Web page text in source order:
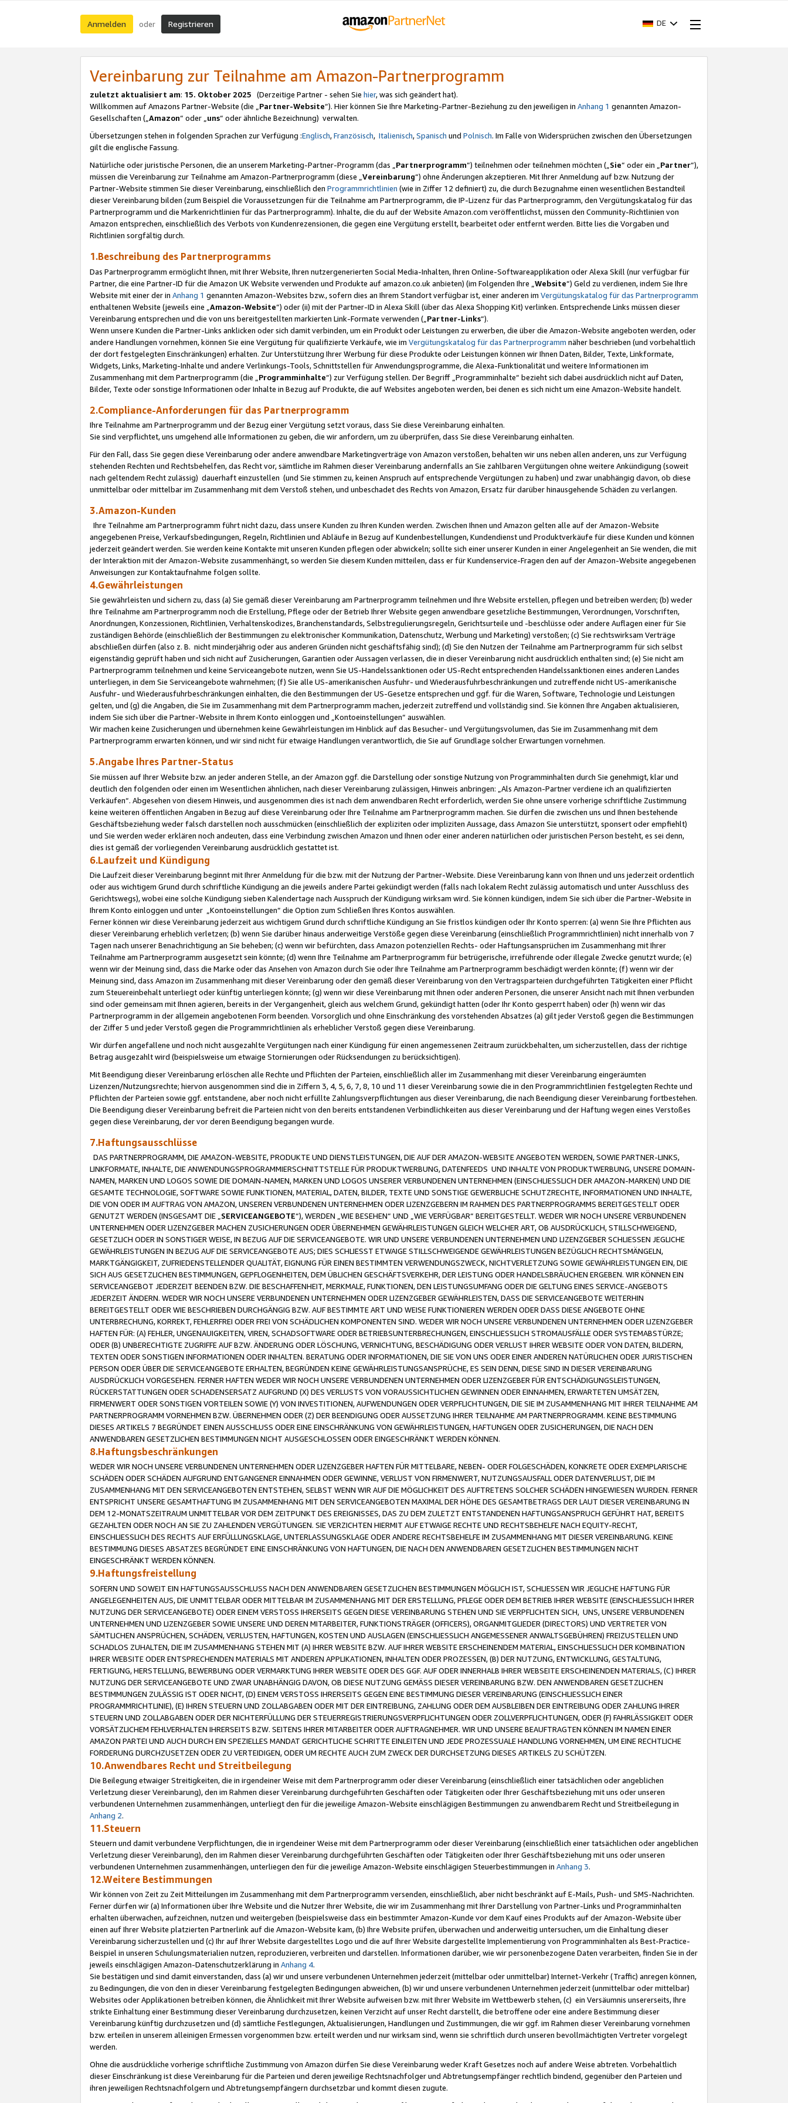
Anmelden oder Registrieren DE
Vereinbarung zur Teilnahme am Amazon-Partnerprogramm
zuletzt aktualisiert am: 15. Oktober 2025 (Derzeitige Partner - sehen Sie hier, was sich geändert hat).
Willkommen auf Amazons Partner-Website (die „Partner-Website“). Hier können Sie Ihre Marketing-Partner-Beziehung zu den jeweiligen in Anhang 1 genannten Amazon-
Gesellschaften („Amazon“ oder „uns“ oder ähnliche Bezeichnung) verwalten.
Übersetzungen stehen in folgenden Sprachen zur Verfügung :Englisch,Französisch, Italienisch,Spanisch und Polnisch. Im Falle von Widersprüchen zwischen den Übersetzungen
gilt die englische Fassung.
Natürliche oder juristische Personen, die an unserem Marketing-Partner-Programm (das „Partnerprogramm“) teilnehmen oder teilnehmen möchten („Sie“ oder ein „Partner“),
müssen die Vereinbarung zur Teilnahme am Amazon-Partnerprogramm (diese „Vereinbarung“) ohne Änderungen akzeptieren. Mit Ihrer Anmeldung auf bzw. Nutzung der
Partner-Website stimmen Sie dieser Vereinbarung, einschließlich den Programmrichtlinien (wie in Ziffer 12 definiert) zu, die durch Bezugnahme einen wesentlichen Bestandteil
dieser Vereinbarung bilden (zum Beispiel die Voraussetzungen für die Teilnahme am Partnerprogramm, die IP-Lizenz für das Partnerprogramm, den Vergütungskatalog für das
Partnerprogramm und die Markenrichtlinien für das Partnerprogramm). Inhalte, die du auf der Website Amazon.com veröffentlichst, müssen den Community-Richtlinien von
Amazon entsprechen, einschließlich des Verbots von Kundenrezensionen, die gegen eine Vergütung erstellt, bearbeitet oder entfernt werden. Bitte lies die Vorgaben und
Richtlinien sorgfältig durch.
1.Beschreibung des Partnerprogramms
Das Partnerprogramm ermöglicht Ihnen, mit Ihrer Website, Ihren nutzergenerierten Social Media-Inhalten, Ihren Online-Softwareapplikation oder Alexa Skill (nur verfügbar für
Partner, die eine Partner-ID für die Amazon UK Website verwenden und Produkte auf amazon.co.uk anbieten) (im Folgenden Ihre „ Website“) Geld zu verdienen, indem Sie Ihre
Website mit einer der in Anhang 1 genannten Amazon-Websites bzw., sofern dies an Ihrem Standort verfügbar ist, einer anderen im Vergütungskatalog für das Partnerprogramm
enthaltenen Website (jeweils eine „ Amazon-Website“) oder (ii) mit der Partner-ID in Alexa Skill (über das Alexa Shopping Kit) verlinken. Entsprechende Links müssen dieser
Vereinbarung entsprechen und die von uns bereitgestellten markierten Link-Formate verwenden („ Partner-Links“).
Wenn unsere Kunden die Partner-Links anklicken oder sich damit verbinden, um ein Produkt oder Leistungen zu erwerben, die über die Amazon-Website angeboten werden, oder
andere Handlungen vornehmen, können Sie eine Vergütung für qualifizierte Verkäufe, wie im Vergütungskatalog für das Partnerprogramm näher beschrieben (und vorbehaltlich
der dort festgelegten Einschränkungen) erhalten. Zur Unterstützung Ihrer Werbung für diese Produkte oder Leistungen können wir Ihnen Daten, Bilder, Texte, Linkformate,
Widgets, Links, Marketing-Inhalte und andere Verlinkungs-Tools, Schnittstellen für Anwendungsprogramme, die Alexa-Funktionalität und weitere Informationen im
Zusammenhang mit dem Partnerprogramm (die „ Programminhalte“) zur Verfügung stellen. Der Begriff „Programminhalte“ bezieht sich dabei ausdrücklich nicht auf Daten,
Bilder, Texte oder sonstige Informationen oder Inhalte in Bezug auf Produkte, die auf Websites angeboten werden, bei denen es sich nicht um eine Amazon-Website handelt.
2.Compliance-Anforderungen für das Partnerprogramm
Ihre Teilnahme am Partnerprogramm und der Bezug einer Vergütung setzt voraus, dass Sie diese Vereinbarung einhalten.
Sie sind verpflichtet, uns umgehend alle Informationen zu geben, die wir anfordern, um zu überprüfen, dass Sie diese Vereinbarung einhalten.
Für den Fall, dass Sie gegen diese Vereinbarung oder andere anwendbare Marketingverträge von Amazon verstoßen, behalten wir uns neben allen anderen, uns zur Verfügung
stehenden Rechten und Rechtsbehelfen, das Recht vor, sämtliche im Rahmen dieser Vereinbarung andernfalls an Sie zahlbaren Vergütungen ohne weitere Ankündigung (soweit
nach geltendem Recht zulässig) dauerhaft einzustellen (und Sie stimmen zu, keinen Anspruch auf entsprechende Vergütungen zu haben) und zwar unabhängig davon, ob diese
unmittelbar oder mittelbar im Zusammenhang mit dem Verstoß stehen, und unbeschadet des Rechts von Amazon, Ersatz für darüber hinausgehende Schäden zu verlangen.
3.Amazon-Kunden
Ihre Teilnahme am Partnerprogramm führt nicht dazu, dass unsere Kunden zu Ihren Kunden werden. Zwischen Ihnen und Amazon gelten alle auf der Amazon-Website
angegebenen Preise, Verkaufsbedingungen, Regeln, Richtlinien und Abläufe in Bezug auf Kundenbestellungen, Kundendienst und Produktverkäufe für diese Kunden und können
jederzeit geändert werden. Sie werden keine Kontakte mit unseren Kunden pflegen oder abwickeln; sollte sich einer unserer Kunden in einer Angelegenheit an Sie wenden, die mit
der Interaktion mit der Amazon-Website zusammenhängt, so werden Sie diesem Kunden mitteilen, dass er für Kundenservice-Fragen den auf der Amazon-Website angegebenen
Anweisungen zur Kontaktaufnahme folgen sollte.
4.Gewährleistungen
Sie gewährleisten und sichern zu, dass (a) Sie gemäß dieser Vereinbarung am Partnerprogramm teilnehmen und Ihre Website erstellen, pflegen und betreiben werden; (b) weder
Ihre Teilnahme am Partnerprogramm noch die Erstellung, Pflege oder der Betrieb Ihrer Website gegen anwendbare gesetzliche Bestimmungen, Verordnungen, Vorschriften,
Anordnungen, Konzessionen, Richtlinien, Verhaltenskodizes, Branchenstandards, Selbstregulierungsregeln, Gerichtsurteile und -beschlüsse oder andere Auflagen einer für Sie
zuständigen Behörde (einschließlich der Bestimmungen zu elektronischer Kommunikation, Datenschutz, Werbung und Marketing) verstoßen; (c) Sie rechtswirksam Verträge
abschließen dürfen (also z. B. nicht minderjährig oder aus anderen Gründen nicht geschäftsfähig sind); (d) Sie den Nutzen der Teilnahme am Partnerprogramm für sich selbst
eigenständig geprüft haben und sich nicht auf Zusicherungen, Garantien oder Aussagen verlassen, die in dieser Vereinbarung nicht ausdrücklich enthalten sind; (e) Sie nicht am
Partnerprogramm teilnehmen und keine Serviceangebote nutzen, wenn Sie US-Handelssanktionen oder US-Recht entsprechenden Handelssanktionen eines anderen Landes
unterliegen, in dem Sie Serviceangebote wahrnehmen; (f) Sie alle US-amerikanischen Ausfuhr- und Wiederausfuhrbeschränkungen und zutreffende nicht US-amerikanische
Ausfuhr- und Wiederausfuhrbeschränkungen einhalten, die den Bestimmungen der US-Gesetze entsprechen und ggf. für die Waren, Software, Technologie und Leistungen
gelten, und (g) die Angaben, die Sie im Zusammenhang mit dem Partnerprogramm machen, jederzeit zutreffend und vollständig sind. Sie können Ihre Angaben aktualisieren,
indem Sie sich über die Partner-Website in Ihrem Konto einloggen und „Kontoeinstellungen“ auswählen.
Wir machen keine Zusicherungen und übernehmen keine Gewährleistungen im Hinblick auf das Besucher- und Vergütungsvolumen, das Sie im Zusammenhang mit dem
Partnerprogramm erwarten können, und wir sind nicht für etwaige Handlungen verantwortlich, die Sie auf Grundlage solcher Erwartungen vornehmen.
5.Angabe Ihres Partner-Status
Sie müssen auf Ihrer Website bzw. an jeder anderen Stelle, an der Amazon ggf. die Darstellung oder sonstige Nutzung von Programminhalten durch Sie genehmigt, klar und
deutlich den folgenden oder einen im Wesentlichen ähnlichen, nach dieser Vereinbarung zulässigen, Hinweis anbringen: „Als Amazon-Partner verdiene ich an qualifizierten
Verkäufen“. Abgesehen von diesem Hinweis, und ausgenommen dies ist nach dem anwendbaren Recht erforderlich, werden Sie ohne unsere vorherige schriftliche Zustimmung
keine weiteren öffentlichen Angaben in Bezug auf diese Vereinbarung oder Ihre Teilnahme am Partnerprogramm machen. Sie dürfen die zwischen uns und Ihnen bestehende
Geschäftsbeziehung weder falsch darstellen noch ausschmücken (einschließlich der expliziten oder impliziten Aussage, dass Amazon Sie unterstützt, sponsert oder empfiehlt)
und Sie werden weder erklären noch andeuten, dass eine Verbindung zwischen Amazon und Ihnen oder einer anderen natürlichen oder juristischen Person besteht, es sei denn,
dies ist gemäß der vorliegenden Vereinbarung ausdrücklich gestattet ist.
6.Laufzeit und Kündigung
Die Laufzeit dieser Vereinbarung beginnt mit Ihrer Anmeldung für die bzw. mit der Nutzung der Partner-Website. Diese Vereinbarung kann von Ihnen und uns jederzeit ordentlich
oder aus wichtigem Grund durch schriftliche Kündigung an die jeweils andere Partei gekündigt werden (falls nach lokalem Recht zulässig automatisch und unter Ausschluss des
Gerichtswegs), wobei eine solche Kündigung sieben Kalendertage nach Ausspruch der Kündigung wirksam wird. Sie können kündigen, indem Sie sich über die Partner-Website in
Ihrem Konto einloggen und unter „Kontoeinstellungen“ die Option zum Schließen Ihres Kontos auswählen.
Ferner können wir diese Vereinbarung jederzeit aus wichtigem Grund durch schriftliche Kündigung an Sie fristlos kündigen oder Ihr Konto sperren: (a) wenn Sie Ihre Pflichten aus
dieser Vereinbarung erheblich verletzen; (b) wenn Sie darüber hinaus anderweitige Verstöße gegen diese Vereinbarung (einschließlich Programmrichtlinien) nicht innerhalb von 7
Tagen nach unserer Benachrichtigung an Sie beheben; (c) wenn wir befürchten, dass Amazon potenziellen Rechts- oder Haftungsansprüchen im Zusammenhang mit Ihrer
Teilnahme am Partnerprogramm ausgesetzt sein könnte; (d) wenn Ihre Teilnahme am Partnerprogramm für betrügerische, irreführende oder illegale Zwecke genutzt wurde; (e)
wenn wir der Meinung sind, dass die Marke oder das Ansehen von Amazon durch Sie oder Ihre Teilnahme am Partnerprogramm beschädigt werden könnte; (f) wenn wir der
Meinung sind, dass Amazon im Zusammenhang mit dieser Vereinbarung oder den gemäß dieser Vereinbarung von den Vertragsparteien durchgeführten Tätigkeiten einer Pflicht
zum Steuereinbehalt unterliegt oder künftig unterliegen könnte; (g) wenn wir diese Vereinbarung mit Ihnen oder anderen Personen, die unserer Ansicht nach mit Ihnen verbunden
sind oder gemeinsam mit Ihnen agieren, bereits in der Vergangenheit, gleich aus welchem Grund, gekündigt hatten (oder Ihr Konto gesperrt haben) oder (h) wenn wir das
Partnerprogramm in der allgemein angebotenen Form beenden. Vorsorglich und ohne Einschränkung des vorstehenden Absatzes (a) gilt jeder Verstoß gegen die Bestimmungen
der Ziffer 5 und jeder Verstoß gegen die Programmrichtlinien als erheblicher Verstoß gegen diese Vereinbarung.
Wir dürfen angefallene und noch nicht ausgezahlte Vergütungen nach einer Kündigung für einen angemessenen Zeitraum zurückbehalten, um sicherzustellen, dass der richtige
Betrag ausgezahlt wird (beispielsweise um etwaige Stornierungen oder Rücksendungen zu berücksichtigen).
Mit Beendigung dieser Vereinbarung erlöschen alle Rechte und Pflichten der Parteien, einschließlich aller im Zusammenhang mit dieser Vereinbarung eingeräumten
Lizenzen/Nutzungsrechte; hiervon ausgenommen sind die in Ziffern 3, 4, 5, 6, 7, 8, 10 und 11 dieser Vereinbarung sowie die in den Programmrichtlinien festgelegten Rechte und
Pflichten der Parteien sowie ggf. entstandene, aber noch nicht erfüllte Zahlungsverpflichtungen aus dieser Vereinbarung, die nach Beendigung dieser Vereinbarung fortbestehen.
Die Beendigung dieser Vereinbarung befreit die Parteien nicht von den bereits entstandenen Verbindlichkeiten aus dieser Vereinbarung und der Haftung wegen eines Verstoßes
gegen diese Vereinbarung, der vor deren Beendigung begangen wurde.
7.Haftungsausschlüsse
DAS PARTNERPROGRAMM, DIE AMAZON-WEBSITE, PRODUKTE UND DIENSTLEISTUNGEN, DIE AUF DER AMAZON-WEBSITE ANGEBOTEN WERDEN, SOWIE PARTNER-LINKS,
LINKFORMATE, INHALTE, DIE ANWENDUNGSPROGRAMMIERSCHNITTSTELLE FÜR PRODUKTWERBUNG, DATENFEEDS UND INHALTE VON PRODUKTWERBUNG, UNSERE DOMAIN-
NAMEN, MARKEN UND LOGOS SOWIE DIE DOMAIN-NAMEN, MARKEN UND LOGOS UNSERER VERBUNDENEN UNTERNEHMEN (EINSCHLIESSLICH DER AMAZON-MARKEN) UND DIE
GESAMTE TECHNOLOGIE, SOFTWARE SOWIE FUNKTIONEN, MATERIAL, DATEN, BILDER, TEXTE UND SONSTIGE GEWERBLICHE SCHUTZRECHTE, INFORMATIONEN UND INHALTE,
DIE VON ODER IM AUFTRAG VON AMAZON, UNSEREN VERBUNDENEN UNTERNEHMEN ODER LIZENZGEBERN IM RAHMEN DES PARTNERPROGRAMMS BEREITGESTELLT ODER
GENUTZT WERDEN (INSGESAMT DIE „ SERVICEANGEBOTE“), WERDEN „WIE BESEHEN“ UND „WIE VERFÜGBAR“ BEREITGESTELLT. WEDER WIR NOCH UNSERE VERBUNDENEN
UNTERNEHMEN ODER LIZENZGEBER MACHEN ZUSICHERUNGEN ODER ÜBERNEHMEN GEWÄHRLEISTUNGEN GLEICH WELCHER ART, OB AUSDRÜCKLICH, STILLSCHWEIGEND,
GESETZLICH ODER IN SONSTIGER WEISE, IN BEZUG AUF DIE SERVICEANGEBOTE. WIR UND UNSERE VERBUNDENEN UNTERNEHMEN UND LIZENZGEBER SCHLIESSEN JEGLICHE
GEWÄHRLEISTUNGEN IN BEZUG AUF DIE SERVICEANGEBOTE AUS; DIES SCHLIESST ETWAIGE STILLSCHWEIGENDE GEWÄHRLEISTUNGEN BEZÜGLICH RECHTSMÄNGELN,
MARKTGÄNGIGKEIT, ZUFRIEDENSTELLENDER QUALITÄT, EIGNUNG FÜR EINEN BESTIMMTEN VERWENDUNGSZWECK, NICHTVERLETZUNG SOWIE GEWÄHRLEISTUNGEN EIN, DIE
SICH AUS GESETZLICHEN BESTIMMUNGEN, GEPFLOGENHEITEN, DEM ÜBLICHEN GESCHÄFTSVERKEHR, DER LEISTUNG ODER HANDELSBRÄUCHEN ERGEBEN. WIR KÖNNEN EIN
SERVICEANGEBOT JEDERZEIT BEENDEN BZW. DIE BESCHAFFENHEIT, MERKMALE, FUNKTIONEN, DEN LEISTUNGSUMFANG ODER DIE GELTUNG EINES SERVICE-ANGEBOTS
JEDERZEIT ÄNDERN. WEDER WIR NOCH UNSERE VERBUNDENEN UNTERNEHMEN ODER LIZENZGEBER GEWÄHRLEISTEN, DASS DIE SERVICEANGEBOTE WEITERHIN
BEREITGESTELLT ODER WIE BESCHRIEBEN DURCHGÄNGIG BZW. AUF BESTIMMTE ART UND WEISE FUNKTIONIEREN WERDEN ODER DASS DIESE ANGEBOTE OHNE
UNTERBRECHUNG, KORREKT, FEHLERFREI ODER FREI VON SCHÄDLICHEN KOMPONENTEN SIND. WEDER WIR NOCH UNSERE VERBUNDENEN UNTERNEHMEN ODER LIZENZGEBER
HAFTEN FÜR: (A) FEHLER, UNGENAUIGKEITEN, VIREN, SCHADSOFTWARE ODER BETRIEBSUNTERBRECHUNGEN, EINSCHLIESSLICH STROMAUSFÄLLE ODER SYSTEMABSTÜRZE;
ODER (B) UNBERECHTIGTE ZUGRIFFE AUF BZW. ÄNDERUNG ODER LÖSCHUNG, VERNICHTUNG, BESCHÄDIGUNG ODER VERLUST IHRER WEBSITE ODER VON DATEN, BILDERN,
TEXTEN ODER SONSTIGEN INFORMATIONEN ODER INHALTEN. BERATUNG ODER INFORMATIONEN, DIE SIE VON UNS ODER EINER ANDEREN NATÜRLICHEN ODER JURISTISCHEN
PERSON ODER ÜBER DIE SERVICEANGEBOTE ERHALTEN, BEGRÜNDEN KEINE GEWÄHRLEISTUNGSANSPRÜCHE, ES SEIN DENN, DIESE SIND IN DIESER VEREINBARUNG
AUSDRÜCKLICH VORGESEHEN. FERNER HAFTEN WEDER WIR NOCH UNSERE VERBUNDENEN UNTERNEHMEN ODER LIZENZGEBER FÜR ENTSCHÄDIGUNGSLEISTUNGEN,
RÜCKERSTATTUNGEN ODER SCHADENSERSATZ AUFGRUND (X) DES VERLUSTS VON VORAUSSICHTLICHEN GEWINNEN ODER EINNAHMEN, ERWARTETEN UMSÄTZEN,
FIRMENWERT ODER SONSTIGEN VORTEILEN SOWIE (Y) VON INVESTITIONEN, AUFWENDUNGEN ODER VERPFLICHTUNGEN, DIE SIE IM ZUSAMMENHANG MIT IHRER TEILNAHME AM
PARTNERPROGRAMM VORNEHMEN BZW. ÜBERNEHMEN ODER (Z) DER BEENDIGUNG ODER AUSSETZUNG IHRER TEILNAHME AM PARTNERPROGRAMM. KEINE BESTIMMUNG
DIESES ARTIKELS 7 BEGRÜNDET EINEN AUSSCHLUSS ODER EINE EINSCHRÄNKUNG VON GEWÄHRLEISTUNGEN, HAFTUNGEN ODER ZUSICHERUNGEN, DIE NACH DEN
ANWENDBAREN GESETZLICHEN BESTIMMUNGEN NICHT AUSGESCHLOSSEN ODER EINGESCHRÄNKT WERDEN KÖNNEN.
8.Haftungsbeschränkungen
WEDER WIR NOCH UNSERE VERBUNDENEN UNTERNEHMEN ODER LIZENZGEBER HAFTEN FÜR MITTELBARE, NEBEN- ODER FOLGESCHÄDEN, KONKRETE ODER EXEMPLARISCHE
SCHÄDEN ODER SCHÄDEN AUFGRUND ENTGANGENER EINNAHMEN ODER GEWINNE, VERLUST VON FIRMENWERT, NUTZUNGSAUSFALL ODER DATENVERLUST, DIE IM
ZUSAMMENHANG MIT DEN SERVICEANGEBOTEN ENTSTEHEN, SELBST WENN WIR AUF DIE MÖGLICHKEIT DES AUFTRETENS SOLCHER SCHÄDEN HINGEWIESEN WURDEN. FERNER
ENTSPRICHT UNSERE GESAMTHAFTUNG IM ZUSAMMENHANG MIT DEN SERVICEANGEBOTEN MAXIMAL DER HÖHE DES GESAMTBETRAGS DER LAUT DIESER VEREINBARUNG IN
DEM 12-MONATSZEITRAUM UNMITTELBAR VOR DEM ZEITPUNKT DES EREIGNISSES, DAS ZU DEM ZULETZT ENTSTANDENEN HAFTUNGSANSPRUCH GEFÜHRT HAT, BEREITS
GEZAHLTEN ODER NOCH AN SIE ZU ZAHLENDEN VERGÜTUNGEN. SIE VERZICHTEN HIERMIT AUF ETWAIGE RECHTE UND RECHTSBEHELFE NACH EQUITY-RECHT,
EINSCHLIESSLICH DES RECHTS AUF ERFÜLLUNGSKLAGE, UNTERLASSUNGSKLAGE ODER ANDERE RECHTSBEHELFE IM ZUSAMMENHANG MIT DIESER VEREINBARUNG. KEINE
BESTIMMUNG DIESES ABSATZES BEGRÜNDET EINE EINSCHRÄNKUNG VON HAFTUNGEN, DIE NACH DEN ANWENDBAREN GESETZLICHEN BESTIMMUNGEN NICHT
EINGESCHRÄNKT WERDEN KÖNNEN.
9.Haftungsfreistellung
SOFERN UND SOWEIT EIN HAFTUNGSAUSSCHLUSS NACH DEN ANWENDBAREN GESETZLICHEN BESTIMMUNGEN MÖGLICH IST, SCHLIESSEN WIR JEGLICHE HAFTUNG FÜR
ANGELEGENHEITEN AUS, DIE UNMITTELBAR ODER MITTELBAR IM ZUSAMMENHANG MIT DER ERSTELLUNG, PFLEGE ODER DEM BETRIEB IHRER WEBSITE (EINSCHLIESSLICH IHRER
NUTZUNG DER SERVICEANGEBOTE) ODER EINEM VERSTOSS IHRERSEITS GEGEN DIESE VEREINBARUNG STEHEN UND SIE VERPFLICHTEN SICH, UNS, UNSERE VERBUNDENEN
UNTERNEHMEN UND LIZENZGEBER SOWIE UNSERE UND DEREN MITARBEITER, FUNKTIONSTRÄGER (OFFICERS), ORGANMITGLIEDER (DIRECTORS) UND VERTRETER VON
SÄMTLICHEN ANSPRÜCHEN, SCHÄDEN, VERLUSTEN, HAFTUNGEN, KOSTEN UND AUSLAGEN (EINSCHLIESSLICH ANGEMESSENER ANWALTSGEBÜHREN) FREIZUSTELLEN UND
SCHADLOS ZUHALTEN, DIE IM ZUSAMMENHANG STEHEN MIT (A) IHRER WEBSITE BZW. AUF IHRER WEBSITE ERSCHEINENDEM MATERIAL, EINSCHLIESSLICH DER KOMBINATION
IHRER WEBSITE ODER ENTSPRECHENDEN MATERIALS MIT ANDEREN APPLIKATIONEN, INHALTEN ODER PROZESSEN, (B) DER NUTZUNG, ENTWICKLUNG, GESTALTUNG,
FERTIGUNG, HERSTELLUNG, BEWERBUNG ODER VERMARKTUNG IHRER WEBSITE ODER DES GGF. AUF ODER INNERHALB IHRER WEBSEITE ERSCHEINENDEN MATERIALS, (C) IHRER
NUTZUNG DER SERVICEANGEBOTE UND ZWAR UNABHÄNGIG DAVON, OB DIESE NUTZUNG GEMÄSS DIESER VEREINBARUNG BZW. DEN ANWENDBAREN GESETZLICHEN
BESTIMMUNGEN ZULÄSSIG IST ODER NICHT, (D) EINEM VERSTOSS IHRERSEITS GEGEN EINE BESTIMMUNG DIESER VEREINBARUNG (EINSCHLIESSLICH EINER
PROGRAMMRICHTLINIE), (E) IHREN STEUERN UND ZOLLABGABEN ODER MIT DER EINTREIBUNG, ZAHLUNG ODER DEM AUSBLEIBEN DER EINTREIBUNG ODER ZAHLUNG IHRER
STEUERN UND ZOLLABGABEN ODER DER NICHTERFÜLLUNG DER STEUERREGISTRIERUNGSVERPFLICHTUNGEN ODER ZOLLVERPFLICHTUNGEN, ODER (F) FAHRLÄSSIGKEIT ODER
VORSÄTZLICHEM FEHLVERHALTEN IHRERSEITS BZW. SEITENS IHRER MITARBEITER ODER AUFTRAGNEHMER. WIR UND UNSERE BEAUFTRAGTEN KÖNNEN IM NAMEN EINER
AMAZON PARTEI UND AUCH DURCH EIN SPEZIELLES MANDAT GERICHTLICHE SCHRITTE EINLEITEN UND JEDE PROZESSUALE HANDLUNG VORNEHMEN, UM EINE RECHTLICHE
FORDERUNG DURCHZUSETZEN ODER ZU VERTEIDIGEN, ODER UM RECHTE AUCH ZUM ZWECK DER DURCHSETZUNG DIESES ARTIKELS ZU SCHÜTZEN.
10.Anwendbares Recht und Streitbeilegung
Die Beilegung etwaiger Streitigkeiten, die in irgendeiner Weise mit dem Partnerprogramm oder dieser Vereinbarung (einschließlich einer tatsächlichen oder angeblichen
Verletzung dieser Vereinbarung), den im Rahmen dieser Vereinbarung durchgeführten Geschäften oder Tätigkeiten oder Ihrer Geschäftsbeziehung mit uns oder unseren
verbundenen Unternehmen zusammenhängen, unterliegt den für die jeweilige Amazon-Website einschlägigen Bestimmungen zu anwendbarem Recht und Streitbeilegung in
Anhang 2.
11.Steuern
Steuern und damit verbundene Verpflichtungen, die in irgendeiner Weise mit dem Partnerprogramm oder dieser Vereinbarung (einschließlich einer tatsächlichen oder angeblichen
Verletzung dieser Vereinbarung), den im Rahmen dieser Vereinbarung durchgeführten Geschäften oder Tätigkeiten oder Ihrer Geschäftsbeziehung mit uns oder unseren
verbundenen Unternehmen zusammenhängen, unterliegen den für die jeweilige Amazon-Website einschlägigen Steuerbestimmungen in Anhang 3.
12.Weitere Bestimmungen
Wir können von Zeit zu Zeit Mitteilungen im Zusammenhang mit dem Partnerprogramm versenden, einschließlich, aber nicht beschränkt auf E-Mails, Push- und SMS-Nachrichten.
Ferner dürfen wir (a) Informationen über Ihre Website und die Nutzer Ihrer Website, die wir im Zusammenhang mit Ihrer Darstellung von Partner-Links und Programminhalten
erhalten überwachen, aufzeichnen, nutzen und weitergeben (beispielsweise dass ein bestimmter Amazon-Kunde vor dem Kauf eines Produkts auf der Amazon-Website über
einen auf Ihrer Website platzierten Partnerlink auf die Amazon-Website kam, (b) Ihre Website prüfen, überwachen und anderweitig untersuchen, um die Einhaltung dieser
Vereinbarung sicherzustellen und (c) Ihr auf Ihrer Website dargestelltes Logo und die auf Ihrer Website dargestellte Implementierung von Programminhalten als Best-Practice-
Beispiel in unseren Schulungsmaterialien nutzen, reproduzieren, verbreiten und darstellen. Informationen darüber, wie wir personenbezogene Daten verarbeiten, finden Sie in der
jeweils einschlägigen Amazon-Datenschutzerklärung in Anhang 4.
Sie bestätigen und sind damit einverstanden, dass (a) wir und unsere verbundenen Unternehmen jederzeit (mittelbar oder unmittelbar) Internet-Verkehr (Traffic) anregen können,
zu Bedingungen, die von den in dieser Vereinbarung festgelegten Bedingungen abweichen, (b) wir und unsere verbundenen Unternehmen jederzeit (unmittelbar oder mittelbar)
Websites oder Applikationen betreiben können, die Ähnlichkeit mit Ihrer Website aufweisen bzw. mit Ihrer Website im Wettbewerb stehen, (c) ein Versäumnis unsererseits, Ihre
strikte Einhaltung einer Bestimmung dieser Vereinbarung durchzusetzen, keinen Verzicht auf unser Recht darstellt, die betroffene oder eine andere Bestimmung dieser
Vereinbarung künftig durchzusetzen und (d) sämtliche Festlegungen, Aktualisierungen, Handlungen und Zustimmungen, die wir ggf. im Rahmen dieser Vereinbarung vornehmen
bzw. erteilen in unserem alleinigen Ermessen vorgenommen bzw. erteilt werden und nur wirksam sind, wenn sie schriftlich durch unseren bevollmächtigten Vertreter vorgelegt
werden.
Ohne die ausdrückliche vorherige schriftliche Zustimmung von Amazon dürfen Sie diese Vereinbarung weder Kraft Gesetzes noch auf andere Weise abtreten. Vorbehaltlich
dieser Einschränkung ist diese Vereinbarung für die Parteien und deren jeweilige Rechtsnachfolger und Abtretungsempfänger rechtlich bindend, gegenüber den Parteien und
ihren jeweiligen Rechtsnachfolgern und Abtretungsempfängern durchsetzbar und kommt diesen zugute.